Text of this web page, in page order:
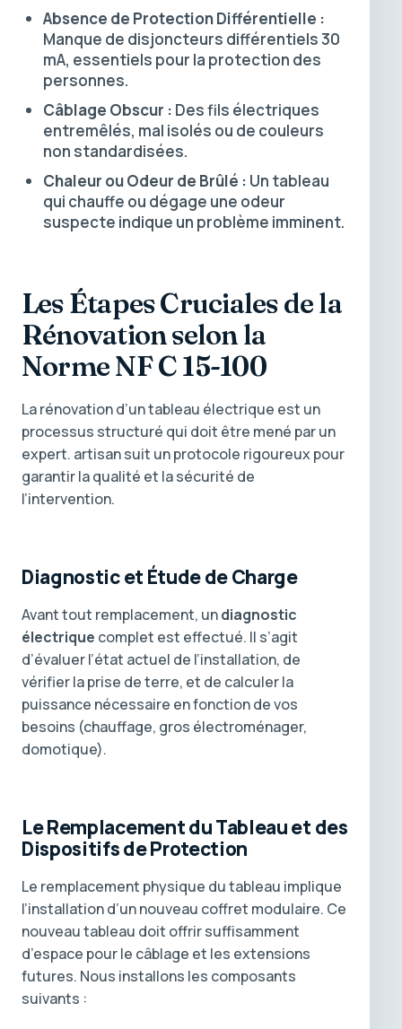
Absence de Protection Différentielle :
Manque de disjoncteurs différentiels 30
mA, essentiels pour la protection des
personnes.
Câblage Obscur : Des fils électriques
entremêlés, mal isolés ou de couleurs
non standardisées.
Chaleur ou Odeur de Brûlé : Un tableau
qui chauffe ou dégage une odeur
suspecte indique un problème imminent.
Les Étapes Cruciales de la
Rénovation selon la
Norme NF C 15-100
La rénovation d’un tableau électrique est un
processus structuré qui doit être mené par un
expert. artisan suit un protocole rigoureux pour
garantir la qualité et la sécurité de
l’intervention.
Diagnostic et Étude de Charge
Avant tout remplacement, undiagnostic
électrique complet est effectué. Il s’agit
d’évaluer l’état actuel de l’installation, de
vérifier la prise de terre, et de calculer la
puissance nécessaire en fonction de vos
besoins (chauffage, gros électroménager,
domotique).
Le Remplacement du Tableau et des
Dispositifs de Protection
Le remplacement physique du tableau implique
l’installation d’un nouveau coffret modulaire. Ce
nouveau tableau doit offrir suffisamment
d’espace pour le câblage et les extensions
futures. Nous installons les composants
suivants :